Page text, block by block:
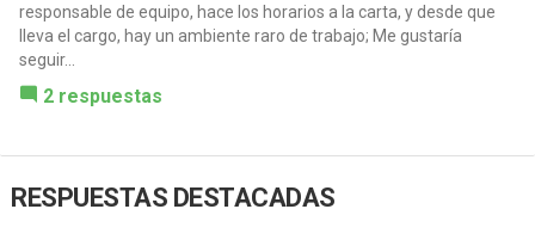
responsable de equipo, hace los horarios a la carta, y desde que
lleva el cargo, hay un ambiente raro de trabajo; Me gustaría
seguir...
2 respuestas
RESPUESTAS DESTACADAS